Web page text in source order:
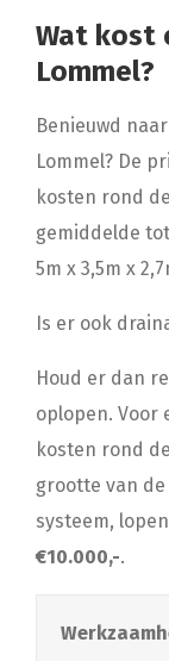
Wat kost
Lommel?
Benieuwd
Lommel? De
kosten rond
gemiddelde
5m x 3,5m x
Is er ook
Houd er dan
oplopen. Voor
kosten rond
grootte van
systeem,
€10.000,-.